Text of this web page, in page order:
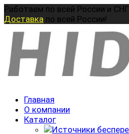
Перейти
к
Работаем по всей России и СНГ
Доставка по всей России!
Главная
О компании
Каталог